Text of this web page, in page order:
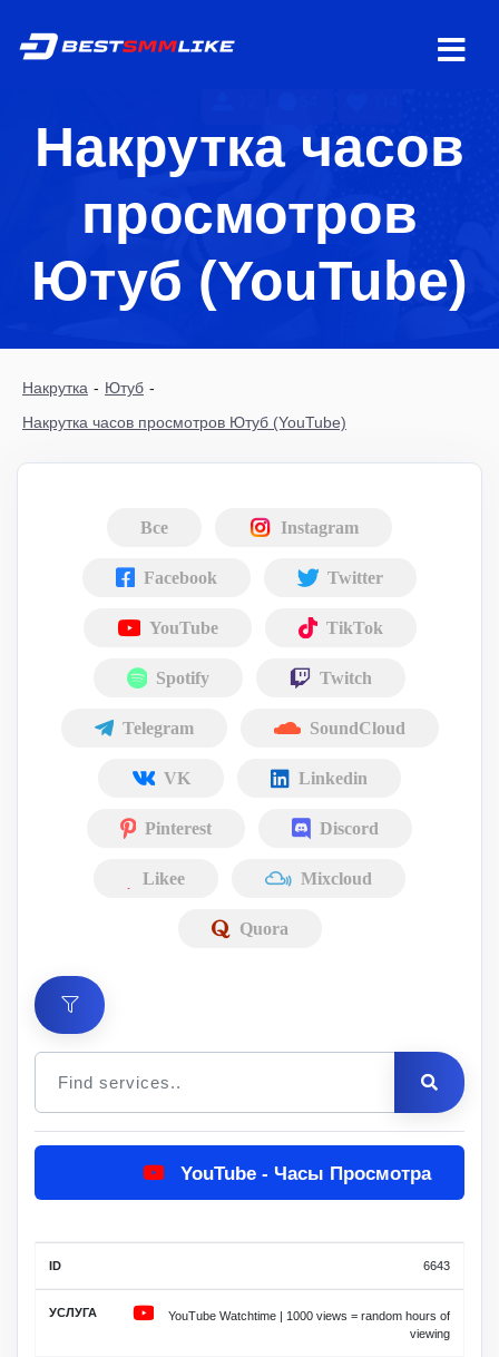
Накрутка часов
просмотров
Ютуб (YouTube)
Накрутка - Ютуб -
Накрутка часов просмотров Ютуб (YouTube)
Все Instagram
Facebook Twitter
YouTube TikTok
Spotify Twitch
Telegram SoundCloud
VK Linkedin
Pinterest Discord
Likee Mixcloud
Quora
ID Услуга
за 1
шт.
Мин.
заказ
Макс.
заказ
Описание
YouTube - Часы Просмотра
6643
YouTube Watchtime | 1000 views = random hours of
viewing